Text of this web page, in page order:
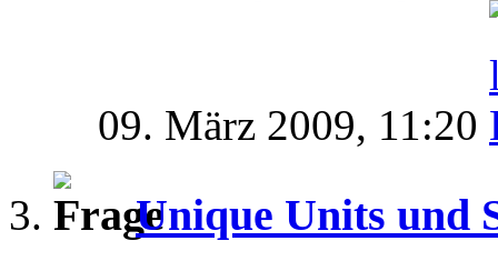
09. März 2009, 11:20
Unique Units und